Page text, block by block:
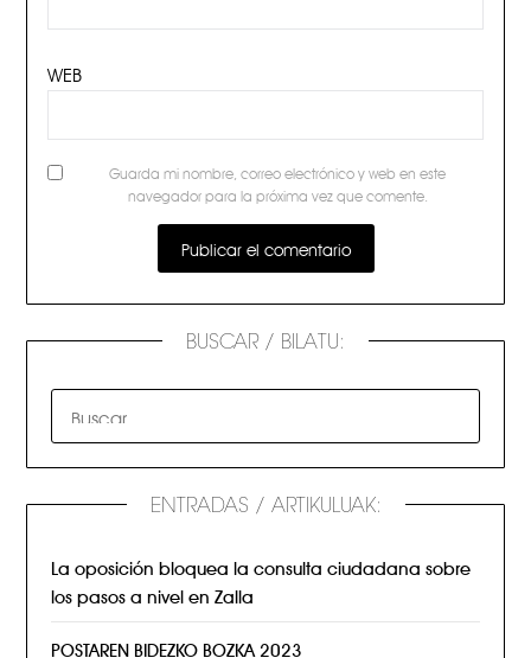
WEB
Guarda mi nombre, correo electrónico y web en este
navegador para la próxima vez que comente.
BUSCAR / BILATU:
ENTRADAS / ARTIKULUAK:
La oposición bloquea la consulta ciudadana sobre
los pasos a nivel en Zalla
POSTAREN BIDEZKO BOZKA 2023